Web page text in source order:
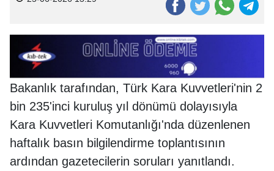
Bakanlık tarafından, Türk Kara Kuvvetleri'nin 2
bin 235'inci kuruluş yıl dönümü dolayısıyla
Kara Kuvvetleri Komutanlığı'nda düzenlenen
haftalık basın bilgilendirme toplantısının
ardından gazetecilerin soruları yanıtlandı.